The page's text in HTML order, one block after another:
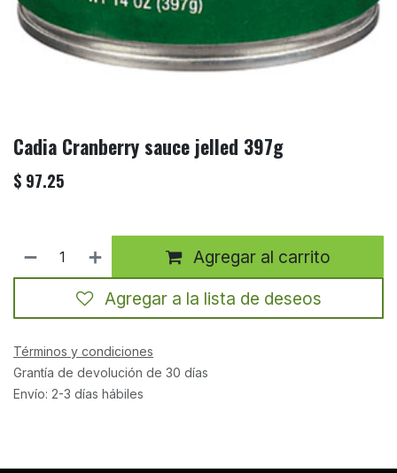
Cadia Cranberry sauce jelled 397g
$ 97.25
Agregar al carrito
Agregar a la lista de deseos
Términos y condiciones
Grantía de devolución de 30 días
Envío: 2-3 días hábiles